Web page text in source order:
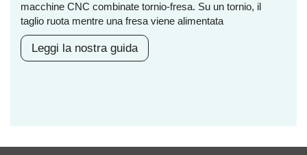
macchine CNC combinate tornio-fresa. Su un tornio, il
taglio ruota mentre una fresa viene alimentata
Leggi la nostra guida